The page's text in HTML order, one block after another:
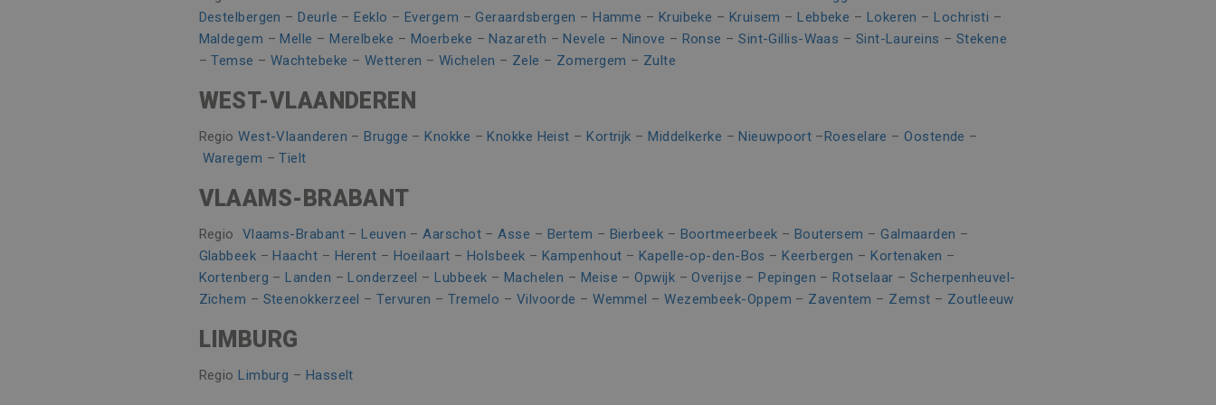
Destelbergen –Deurle –Eeklo – Evergem –Geraardsbergen –Hamme – Kruibeke – Kruisem –Lebbeke – Lokeren –Lochristi –
Maldegem –Melle –Merelbeke – Moerbeke –Nazareth –Nevele – Ninove – Ronse –Sint-Gillis-Waas – Sint-Laureins – Stekene
–Temse –Wachtebeke – Wetteren – Wichelen – Zele – Zomergem – Zulte
WEST-VLAANDEREN
RegioWest-Vlaanderen –Brugge –Knokke –Knokke Heist –Kortrijk –Middelkerke –Nieuwpoort–Roeselare –Oostende –
Waregem –Tielt
VLAAMS-BRABANT
Regio Vlaams-Brabant–Leuven –Aarschot –Asse – Bertem – Bierbeek – Boortmeerbeek – Boutersem –Galmaarden –
Glabbeek –Haacht – Herent – Hoeilaart –Holsbeek – Kampenhout – Kapelle-op-den-Bos –Keerbergen –Kortenaken –
Kortenberg –Landen –Londerzeel –Lubbeek – Machelen – Meise –Opwijk –Overijse –Pepingen –Rotselaar – Scherpenheuvel-
Zichem – Steenokkerzeel –Tervuren –Tremelo – Vilvoorde –Wemmel –Wezembeek-Oppem – Zaventem – Zemst – Zoutleeuw
LIMBURG
RegioLimburg – Hasselt
ANONCHK
Microsoft
Corporation
10 minuten
Deze cookie verzamelt informatie over hoe de eindgebruiker de website gebruikt en
over eventuele advertenties die de eindgebruiker mogelijk heeft gezien voordat hij de
genoemde website bezocht.
_fbp
Meta Platform Inc.
.vincoengineering.be
3 maanden
Gebruikt door Facebook om een reeks advertentieproducten te leveren, zoals
realtime bieden van externe adverteerders
SRM_B
Microsoft
Corporation